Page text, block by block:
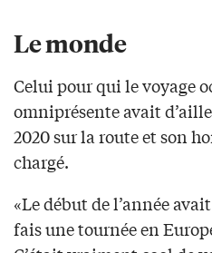
Le monde
Celui pour qui le voyage
omniprésente avait
2020 sur la route et son
chargé.
«Le début de l’année
fais une tournée en